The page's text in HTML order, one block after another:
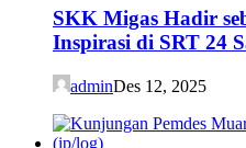
SKK Migas Hadir
Inspirasi di SRT 24
adminDes 12, 2025